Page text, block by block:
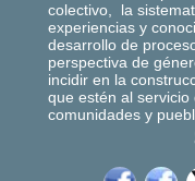
colectivo, la
experiencias y
desarrollo de
perspectiva de
incidir en la
que estén al
comunidades y